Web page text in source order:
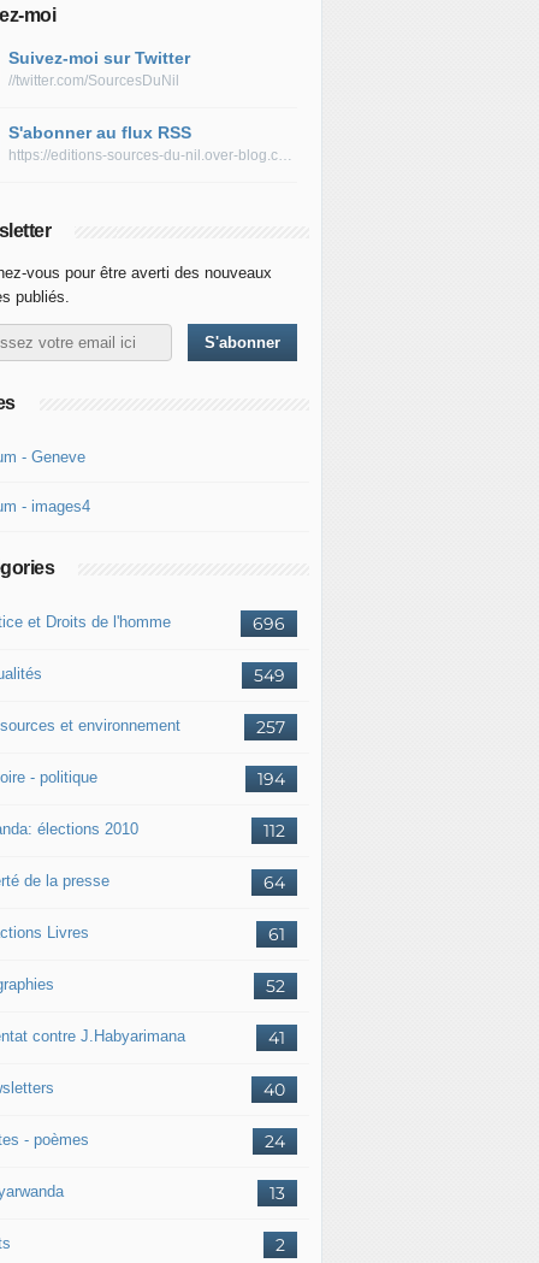
moi
Suivez-moi sur Twitter
//twitter.com/SourcesDuNil
S'abonner au flux RSS
https://editions-sources-du-nil.over-blog.com/rss
vous pour être averti des nouveaux
publiés.
- Geneve
- images4
696
et Droits de l'homme
549
257
et environnement
194
- politique
112
élections 2010
64
de la presse
61
Livres
52
41
contre J.Habyarimana
40
24
- poèmes
13
2